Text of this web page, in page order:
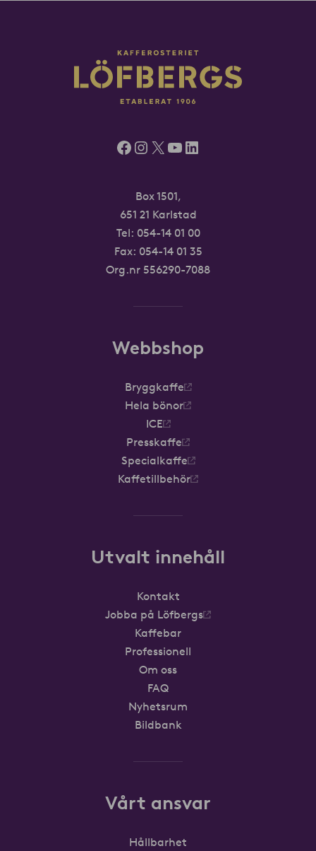
Facebook
Instagram
X YouTube
LinkedIn
Box 1501,
651 21 Karlstad
Tel: 054-14 01 00
Fax: 054-14 01 35
Org.nr 556290-7088
Webbshop
Bryggkaffe
Hela bönor
ICE
Presskaffe
Specialkaffe
Kaffetillbehör
Utvalt innehåll
Kontakt
Jobba på Löfbergs
Kaffebar
Professionell
Om oss
FAQ
Nyhetsrum
Bildbank
Vårt ansvar
Hållbarhet